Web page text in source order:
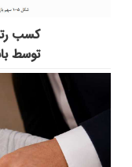
کسب
توسط